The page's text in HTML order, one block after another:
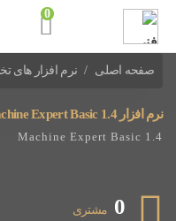
صفحه اصلی نرم افزار های
نرم افزارهای PLC Schneider
نرم افزار Machine Expert Basic 1.4
Machine Expert Basic 1.4
0 مشتری
0